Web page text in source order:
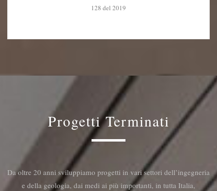
128 del 2019
Progetti Terminati
Da oltre 20 anni sviluppiamo progetti in vari settori dell’ingegneria
e della geologia, dai medi ai più importanti, in tutta Italia,